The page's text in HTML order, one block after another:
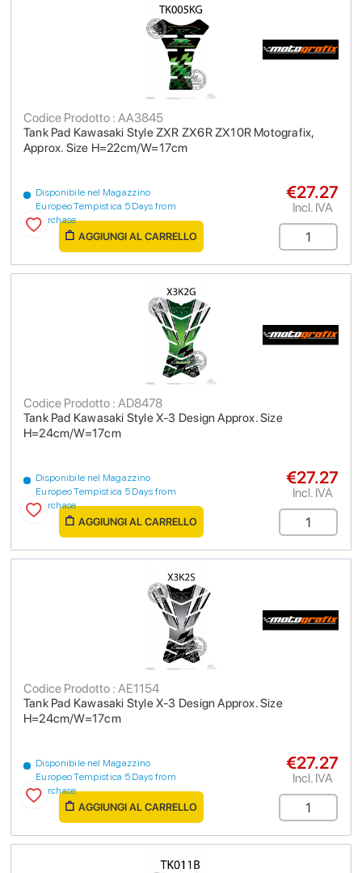
Tank Pad Kawasaki Style ZXR ZX6R ZX10R Motografix,
Approx. Size H=22cm/W=17cm
Codice Prodotto : AA3845
Disponibile nel Magazzino
Europeo Tempistica 5 Days from
purchase
€27.27
Incl. IVA
AGGIUNGI AL CARRELLO
Tank Pad Kawasaki Style X-3 Design Approx. Size
H=24cm/W=17cm
Codice Prodotto : AD8478
Disponibile nel Magazzino
Europeo Tempistica 5 Days from
purchase
€27.27
Incl. IVA
AGGIUNGI AL CARRELLO
Tank Pad Kawasaki Style X-3 Design Approx. Size
H=24cm/W=17cm
Codice Prodotto : AE1154
Disponibile nel Magazzino
Europeo Tempistica 5 Days from
purchase
€27.27
Incl. IVA
AGGIUNGI AL CARRELLO